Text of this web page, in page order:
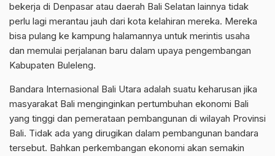
bekerja di Denpasar atau daerah Bali Selatan lainnya tidak
perlu lagi merantau jauh dari kota kelahiran mereka. Mereka
bisa pulang ke kampung halamannya untuk merintis usaha
dan memulai perjalanan baru dalam upaya pengembangan
Kabupaten Buleleng.
Bandara Internasional Bali Utara adalah suatu keharusan jika
masyarakat Bali menginginkan pertumbuhan ekonomi Bali
yang tinggi dan pemerataan pembangunan di wilayah Provinsi
Bali. Tidak ada yang dirugikan dalam pembangunan bandara
tersebut. Bahkan perkembangan ekonomi akan semakin